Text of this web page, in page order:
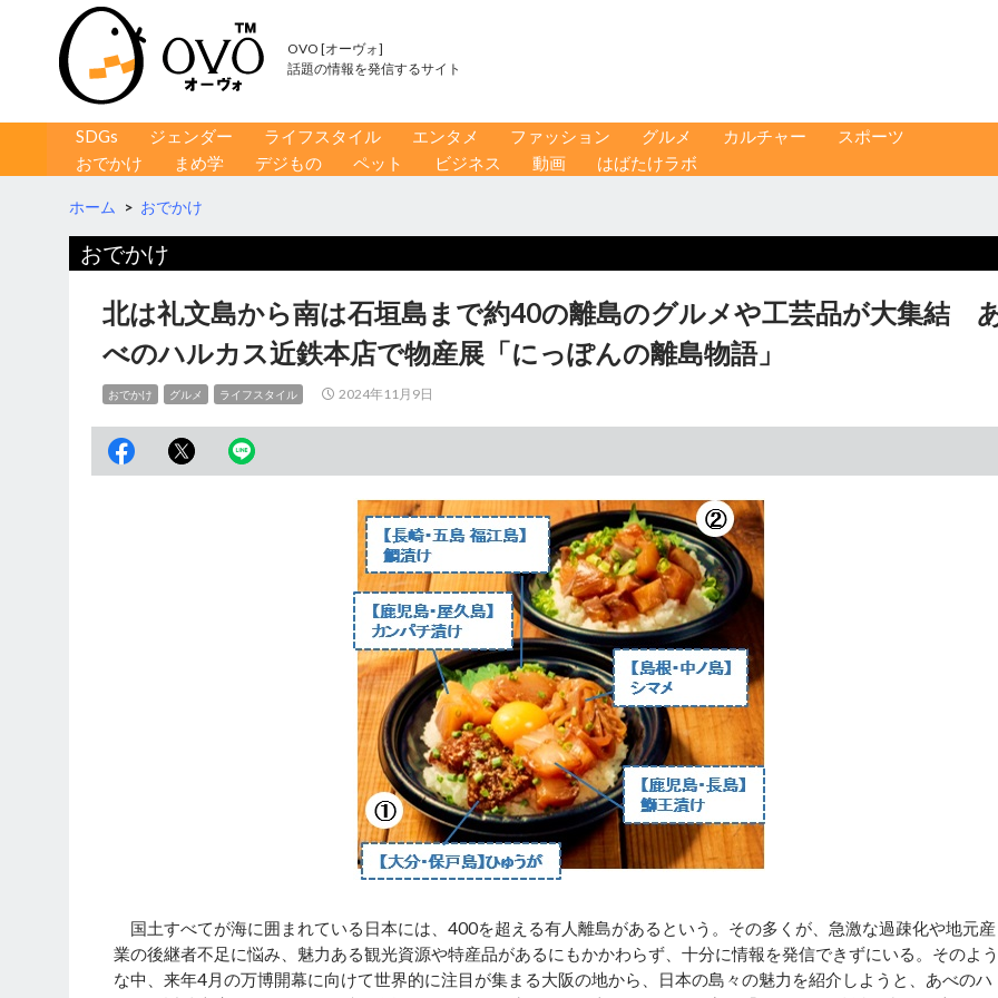
OVO [オーヴォ]
話題の情報を発信するサイト
コンテンツへ移動
SDGs ジェンダー ライフスタイル エンタメ ファッション グルメ カルチャー
スポーツ
おでかけ
まめ学 デジもの ペット ビジネス 動画 はばたけラボ
ホーム > おでかけ
おでかけ
北は礼文島から南は石垣島まで約40の離島のグルメや工芸品が大集結
べのハルカス近鉄本店で物産展「にっぽんの離島物語」
おでかけ グルメ ライフスタイル 2024年11月9日
国土すべてが海に囲まれている日本には、400を超える有人離島があるという。その多くが、急激な過疎化や地元産
業の後継者不足に悩み、魅力ある観光資源や特産品があるにもかかわらず、十分に情報を発信できずにいる。そのよう
な中、来年4月の万博開幕に向けて世界的に注目が集まる大阪の地から、日本の島々の魅力を紹介しようと、あべのハ